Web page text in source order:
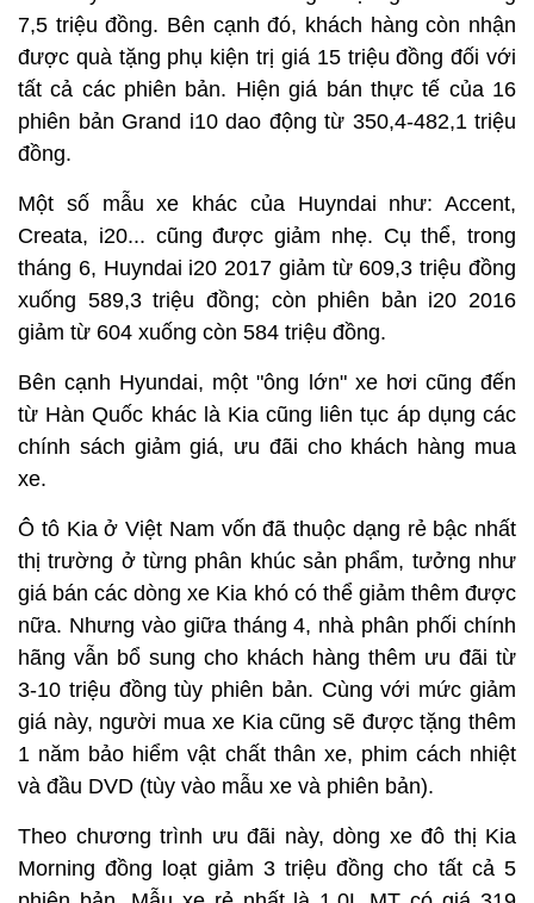
7,5 triệu đồng. Bên cạnh đó, khách hàng còn nhận
được quà tặng phụ kiện trị giá 15 triệu đồng đối với
tất cả các phiên bản. Hiện giá bán thực tế của 16
phiên bản Grand i10 dao động từ 350,4-482,1 triệu
đồng.
Một số mẫu xe khác của Huyndai như: Accent,
Creata, i20... cũng được giảm nhẹ. Cụ thể, trong
tháng 6, Huyndai i20 2017 giảm từ 609,3 triệu đồng
xuống 589,3 triệu đồng; còn phiên bản i20 2016
giảm từ 604 xuống còn 584 triệu đồng.
Bên cạnh Hyundai, một "ông lớn" xe hơi cũng đến
từ Hàn Quốc khác là Kia cũng liên tục áp dụng các
chính sách giảm giá, ưu đãi cho khách hàng mua
xe.
Ô tô Kia ở Việt Nam vốn đã thuộc dạng rẻ bậc nhất
thị trường ở từng phân khúc sản phẩm, tưởng như
giá bán các dòng xe Kia khó có thể giảm thêm được
nữa. Nhưng vào giữa tháng 4, nhà phân phối chính
hãng vẫn bổ sung cho khách hàng thêm ưu đãi từ
3-10 triệu đồng tùy phiên bản. Cùng với mức giảm
giá này, người mua xe Kia cũng sẽ được tặng thêm
1 năm bảo hiểm vật chất thân xe, phim cách nhiệt
và đầu DVD (tùy vào mẫu xe và phiên bản).
Theo chương trình ưu đãi này, dòng xe đô thị Kia
Morning đồng loạt giảm 3 triệu đồng cho tất cả 5